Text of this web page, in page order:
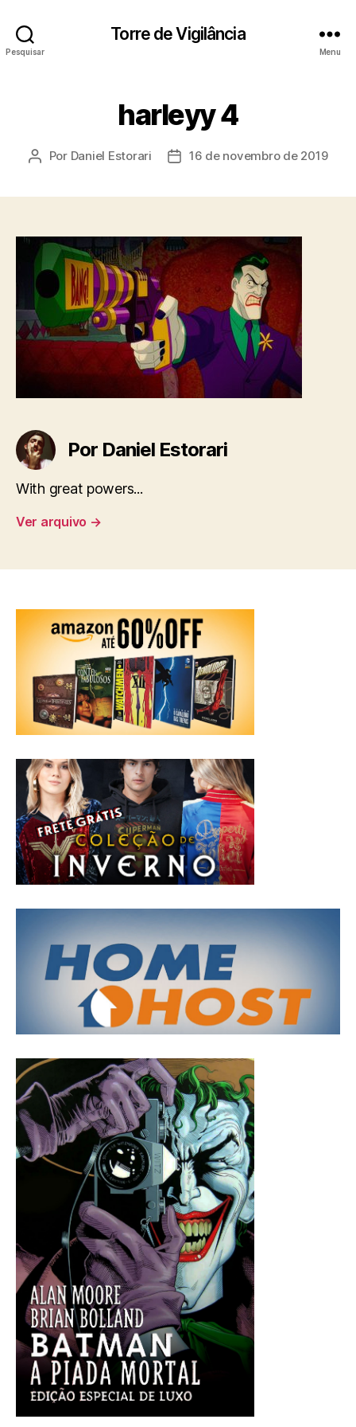
Pesquisar
Torre de Vigilância
Menu
harleyy 4
Autor
Por Daniel Estorari
Data16 de novembro de 2019
Por Daniel Estorari
With great powers...
Ver arquivo →